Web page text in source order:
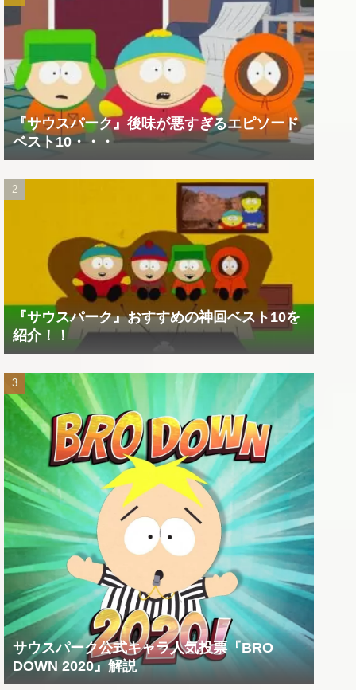
『サウスパーク』後味が悪すぎるエピソード
ベスト10・・・
『サウスパーク』おすすめの神回ベスト10を
紹介！！
サウスパーク公式キャラ人気投票『BRO
DOWN 2020』解説